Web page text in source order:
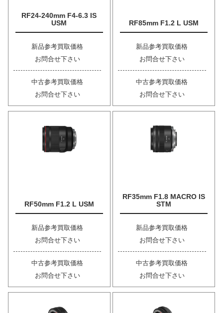
RF24-240mm F4-6.3 IS
USM
新品参考買取価格
お問合せ下さい
中古参考買取価格
お問合せ下さい
RF85mm F1.2 L USM
新品参考買取価格
お問合せ下さい
中古参考買取価格
お問合せ下さい
RF50mm F1.2 L USM
新品参考買取価格
お問合せ下さい
中古参考買取価格
お問合せ下さい
RF35mm F1.8 MACRO IS
STM
新品参考買取価格
お問合せ下さい
中古参考買取価格
お問合せ下さい